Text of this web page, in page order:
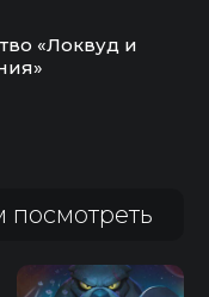
«Локвуд и